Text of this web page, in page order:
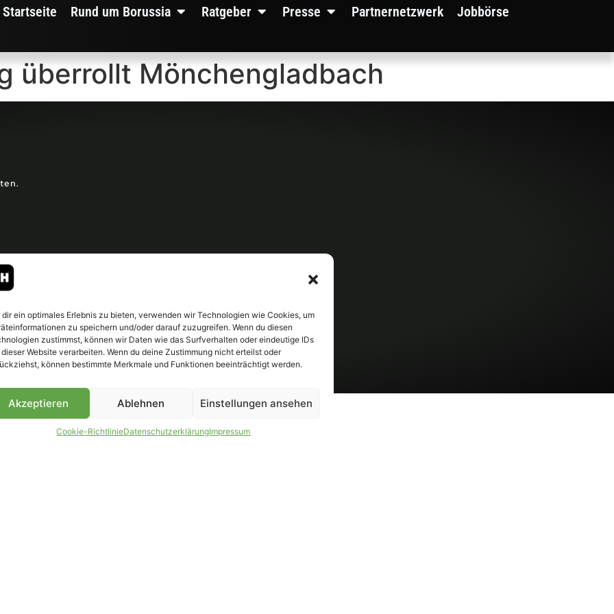
dir ein optimales Erlebnis zu bieten, verwenden wir Technologien wie Cookies, um
zu speichern und/oder darauf zuzugreifen. Wenn du diesen
zustimmst, können wir Daten wie das Surfverhalten oder eindeutige IDs
Website verarbeiten. Wenn du deine Zustimmung nicht erteilst oder
können bestimmte Merkmale und Funktionen beeinträchtigt werden.
Akzeptieren Ablehnen Einstellungen ansehen
Cookie-RichtlinieDatenschutzerklärungImpressum
Startseite Rund um Borussia Ratgeber Presse Partnernetzwerk Jobbörse
überrollt Mönchengladbach